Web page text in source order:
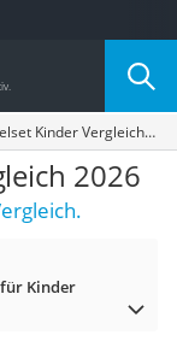
Schnorchelset Kinder Vergleich 2026
2026
Kinder